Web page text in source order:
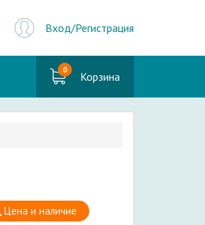
Вход/Регистрация
0 Корзина
Цена и наличие